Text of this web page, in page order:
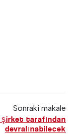
Sonraki makale
tarafından
devralınabilecek